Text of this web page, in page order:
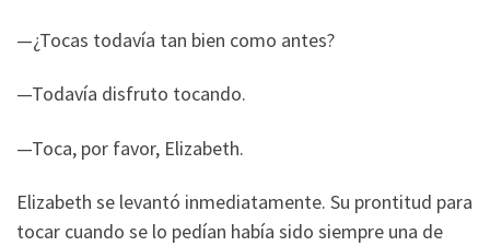
—¿Tocas todavía tan bien como antes?
—Todavía disfruto tocando.
—Toca, por favor, Elizabeth.
Elizabeth se levantó inmediatamente. Su prontitud para
tocar cuando se lo pedían había sido siempre una de